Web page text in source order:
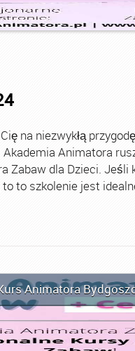
na niezwykłą
Animatora
Zabaw dla Dzieci. Jeśli
to szkolenie jest
Animatora